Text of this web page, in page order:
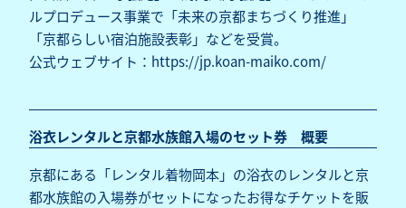
ルプロデュース事業で「未来の京都まちづくり推進」
「京都らしい宿泊施設表彰」などを受賞。
公式ウェブサイト： https://jp.koan-maiko.com/
浴衣レンタルと京都水族館入場のセット券 概要
京都にある「レンタル着物岡本」の浴衣のレンタルと京
都水族館の入場券がセットになったお得なチケットを販